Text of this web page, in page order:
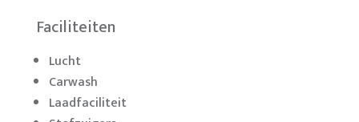
Faciliteiten
Lucht
Carwash
Laadfaciliteit